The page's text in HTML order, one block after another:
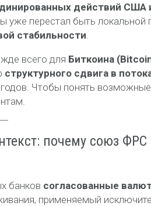
действий США
уже перестал быть локальной
стабильности
всего для Биткоина
структурного сдвига в
Чтобы понять
почему союз
банков согласованные
применяемый